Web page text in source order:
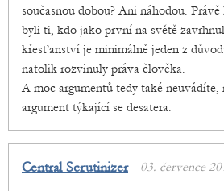
současnou dobou? Ani náhodou.
byli ti, kdo jako první na světě
křesťanství je minimálně jeden z
natolik rozvinuly práva člověka.
A moc argumentů tedy také
argument týkající se desatera.
03. července
Central Scrutinizer